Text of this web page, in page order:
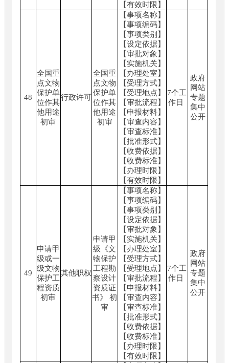
【有效时限】
48
全国重
点文物
保护单
位作其
他用途
初审
行政许可
全国重
点文物
保护单
位作其
他用途
初审
【事项名称】
【事项编码】
【事项类别】
【设定依据】
【审批对象】
【实施机关】
【办理处室】
【受理方式】
【受理地点】
【审批流程】
【申报材料】
【审查内容】
【审查标准】
【批准形式】
【收费依据】
【收费标准】
【办理时限】
【有效时限】
7个工
作日
政府
网站
专题
集中
公开
49
申请甲
级或一
级文物
保护工
程资质
初审
其他职权
申请甲
级《文
物保护
工程勘
察设计
资质证
书》 初
审
【事项名称】
【事项编码】
【事项类别】
【设定依据】
【审批对象】
【实施机关】
【办理处室】
【受理方式】
【受理地点】
【审批流程】
【申报材料】
【审查内容】
【审查标准】
【批准形式】
【收费依据】
【收费标准】
【办理时限】
【有效时限】
7个工
作日
政府
网站
专题
集中
公开